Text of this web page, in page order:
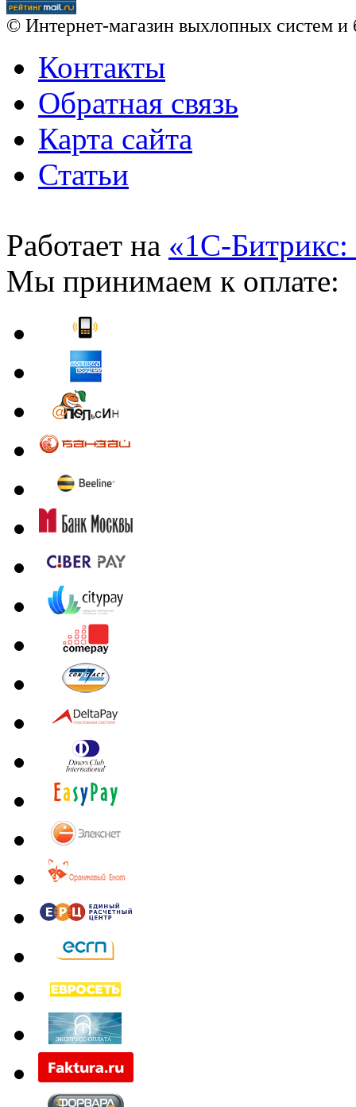
© Интернет-магазин выхлопных систем и
Контакты
Обратная связь
Карта сайта
Статьи
Работает на «1С-Битрикс:
Мы принимаем к оплате: